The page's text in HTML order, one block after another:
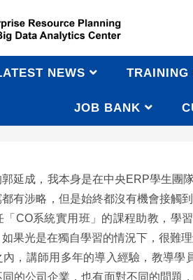
NEWS TRAINING
JOB BANK
用班郭延成學習心得
延成，我本身是在中央ERP學生團
有涉略，但是始終都沒有機會接觸
CO系統實用班」的課程助教，學
果光是在獨自學習的情況下，很難理
，講師用多年的導入經驗，教導學
的公司企業，也有面對不同的問題